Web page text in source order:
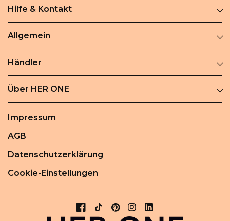
Hilfe & Kontakt
Allgemein
Händler
Über HER ONE
Impressum
AGB
Datenschutzerklärung
Cookie-Einstellungen